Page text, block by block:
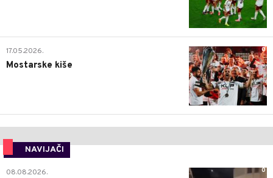
0
17.05.2026.
Mostarske kiše
NAVIJAČI
0
08.08.2026.